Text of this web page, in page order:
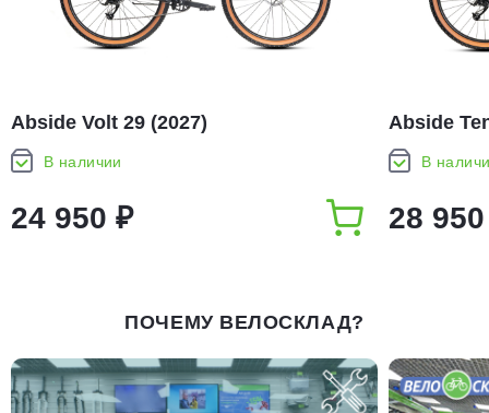
Abside Volt 29 (2027)
В наличии
24 950 ₽
Abside
В
28
ПОЧЕМУ ВЕЛОСКЛАД?